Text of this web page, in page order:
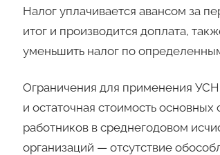
Налог уплачивается авансом за
итог и производится доплата,
уменьшить налог по
Ограничения для применения
и остаточная стоимость
работников в среднегодовом
организаций — отсутствие